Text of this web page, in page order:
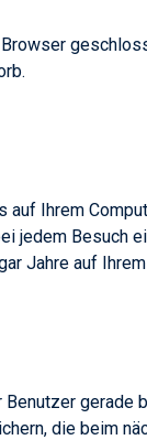
auf Ihrem
jedem Besuch
Jahre auf Ihrem
gerade
die beim